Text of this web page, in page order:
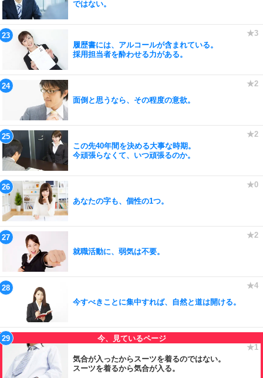
ではない。
履歴書には、アルコールが含まれている。
採用担当者を酔わせる力がある。
面倒と思うなら、その程度の意欲。
この先40年間を決める大事な時期。
今頑張らなくて、いつ頑張るのか。
あなたの字も、個性の1つ。
就職活動に、弱気は不要。
今すべきことに集中すれば、自然と道は開ける。
気合が入ったからスーツを着るのではない。
スーツを着るから気合が入る。